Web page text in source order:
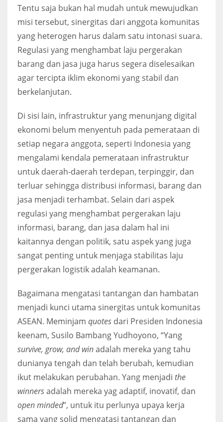
Tentu saja bukan hal mudah untuk mewujudkan
misi tersebut, sinergitas dari anggota komunitas
yang heterogen harus dalam satu intonasi suara.
Regulasi yang menghambat laju pergerakan
barang dan jasa juga harus segera diselesaikan
agar tercipta iklim ekonomi yang stabil dan
berkelanjutan.
Di sisi lain, infrastruktur yang menunjang digital
ekonomi belum menyentuh pada pemerataan di
setiap negara anggota, seperti Indonesia yang
mengalami kendala pemerataan infrastruktur
untuk daerah-daerah terdepan, terpinggir, dan
terluar sehingga distribusi informasi, barang dan
jasa menjadi terhambat. Selain dari aspek
regulasi yang menghambat pergerakan laju
informasi, barang, dan jasa dalam hal ini
kaitannya dengan politik, satu aspek yang juga
sangat penting untuk menjaga stabilitas laju
pergerakan logistik adalah keamanan.
Bagaimana mengatasi tantangan dan hambatan
menjadi kunci utama sinergitas untuk komunitas
ASEAN. Meminjam quotes dari Presiden Indonesia
keenam, Susilo Bambang Yudhoyono, “Yang
survive, grow, and winadalah mereka yang tahu
dunianya tengah dan telah berubah, kemudian
ikut melakukan perubahan. Yang menjadi the
winnersadalah mereka yag adaptif, inovatif, dan
open minded”, untuk itu perlunya upaya kerja
sama yang solid mengatasi tantangan dan